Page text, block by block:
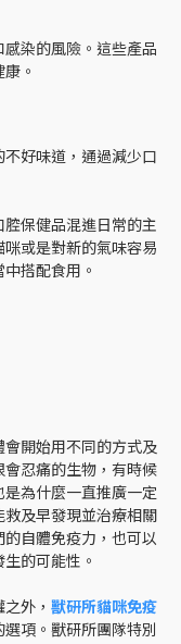
感染的風險。這些產品
。
好味道，通過減少口
保健品混進日常的主
或是對新的氣味容易
搭配食用。
會開始用不同的方式及
忍痛的生物，有時候
為什麼一直推廣一定
及早發現並治療相關
自體免疫力，也可以
的可能性。
外， 獸研所貓咪免疫
項。獸研所團隊特別